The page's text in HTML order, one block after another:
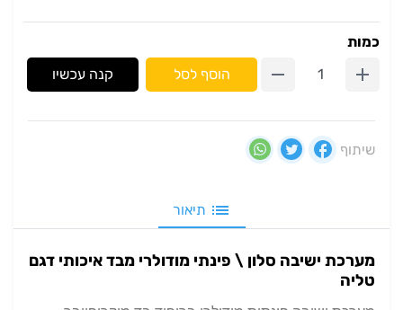
כמות
הוסף לסל
קנה עכשיו
שיתוף
תיאור
מערכת ישיבה סלון \ פינתי מודולרי מבד איכותי דגם
טליה